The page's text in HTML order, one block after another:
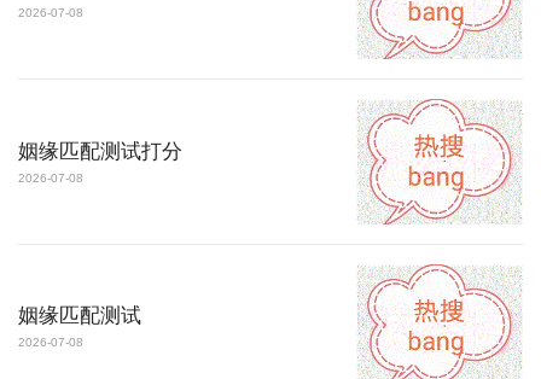
2026-07-08
姻缘匹配测试打分
2026-07-08
姻缘匹配测试
2026-07-08